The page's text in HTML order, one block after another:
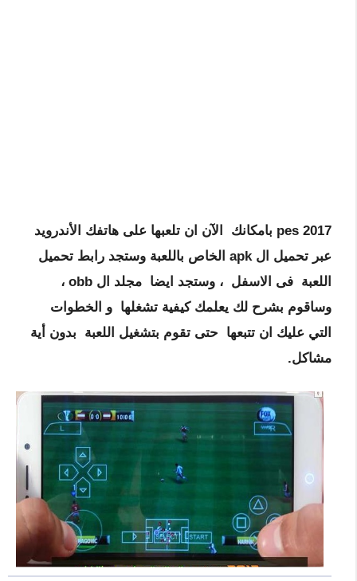
pes 2017 بامكانك الآن ان تلعبها على هاتفك الأندرويد
عبر تحميل ال apk الخاص باللعبة وستجد رابط تحميل
اللعبة فى الاسفل ، وستجد ايضا مجلد ال obb ،
وساقوم بشرح لك يعلمك كيفية تشغلها و الخطوات
التي عليك ان تتبعها حتى تقوم بتشغيل اللعبة بدون أية
مشاكل.